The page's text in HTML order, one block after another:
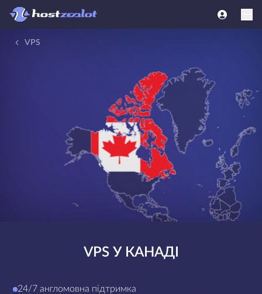
VPS
VPS У КАНАДІ
24/7 англомовна підтримка